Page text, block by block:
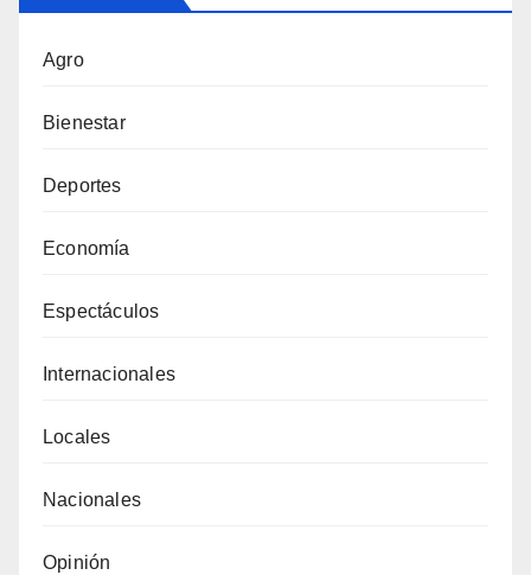
Agro
Bienestar
Deportes
Economía
Espectáculos
Internacionales
Locales
Nacionales
Opinión